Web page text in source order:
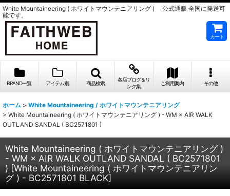
White Mountaineering ( ホワイトマウンテニアリング ) 公式通販 全国に発送可
能です。
カート
BRAND一覧 アイテム別 商品検索
各店ブログ＆リ
ンク集
ご利用案内 その他
ホーム > White Mountaineering / ホワイトマウンテニアリング
> White Mountaineering ( ホワイトマウンテニアリング ) - WM × AIR WALK
OUTLAND SANDAL ( BC2571801 )
White Mountaineering ( ホワイトマウンテニアリング )
- WM × AIR WALK OUTLAND SANDAL ( BC2571801
) [White Mountaineering ( ホワイトマウンテニアリン
グ ) - BC2571801 BLACK]